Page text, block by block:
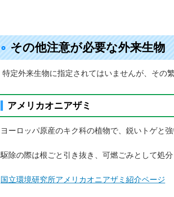
その他注意が必要な外来生物
特定外来生物に指定されてはいませんが、その
アメリカオニアザミ
ヨーロッパ原産のキク科の植物で、鋭いトゲと
駆除の際は根ごと引き抜き、可燃ごみとして処分
国立環境研究所アメリカオニアザミ紹介ページ